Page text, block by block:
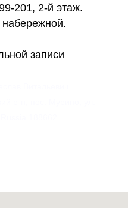
201, 2-й этаж.
записи